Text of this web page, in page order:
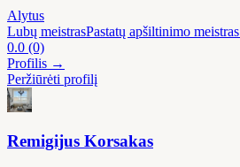
Alytus
Lubų meistrasPastatų apšiltinimo meistras
0.0 (0)
Profilis →
Peržiūrėti profilį
Remigijus Korsakas